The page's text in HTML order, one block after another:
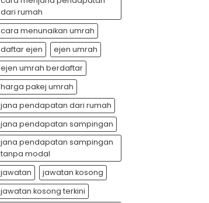
dari rumah
cara menunaikan umrah
daftar ejen
ejen umrah
ejen umrah berdaftar
harga pakej umrah
jana pendapatan dari rumah
jana pendapatan sampingan
jana pendapatan sampingan
tanpa modal
jawatan
jawatan kosong
jawatan kosong terkini